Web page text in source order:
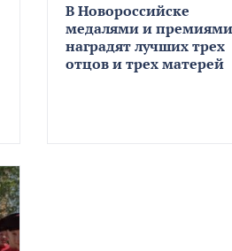
В Новороссийске
медалями и премиями
наградят лучших трех
отцов и трех матерей